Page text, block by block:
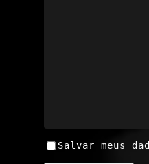
Salvar meus